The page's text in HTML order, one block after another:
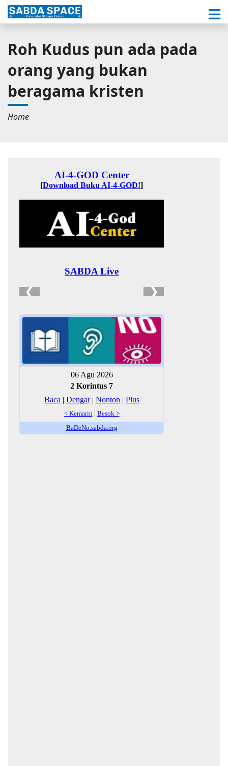
Roh Kudus pun ada pada
orang yang bukan
beragama kristen
Home